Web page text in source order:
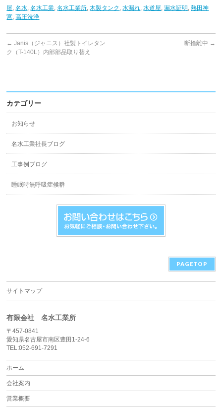
屋,名水,名水工業,名水工業所,木製タンク ,水漏れ,水道屋,漏水証明 ,熱田神
宮,高圧洗浄
← Janis（ジャニス）社製トイレタン
ク（T-140L）内部部品取り替え
断捨離中 →
カテゴリー
お知らせ
名水工業社長ブログ
工事例ブログ
睡眠時無呼吸症候群
PAGETOP
サイトマップ
有限会社 名水工業所
〒457-0841
愛知県名古屋市南区豊田1-24-6
TEL:052-691-7291
ホーム
会社案内
営業概要